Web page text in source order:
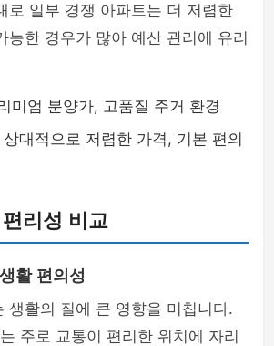
로 일부 경쟁 아파트는 더 저렴한
능한 경우가 많아 예산 관리에 유리
미엄 분양가, 고품질 주거 환경
상대적으로 저렴한 가격, 기본 편의
리성 비교
활 편의성
생활의 질에 큰 영향을 미칩니다.
는 주로 교통이 편리한 위치에 자리